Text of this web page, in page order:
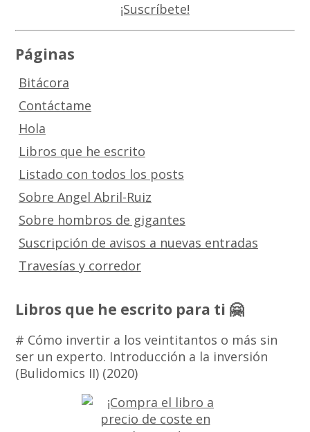
Páginas
Bitácora
Contáctame
Hola
Libros que he escrito
Listado con todos los posts
Sobre Angel Abril-Ruiz
Sobre hombros de gigantes
Suscripción de avisos a nuevas entradas
Travesías y corredor
Libros que he escrito para ti 🤗
# Cómo invertir a los veintitantos o más sin
ser un experto. Introducción a la inversión
(Bulidomics II) (2020)